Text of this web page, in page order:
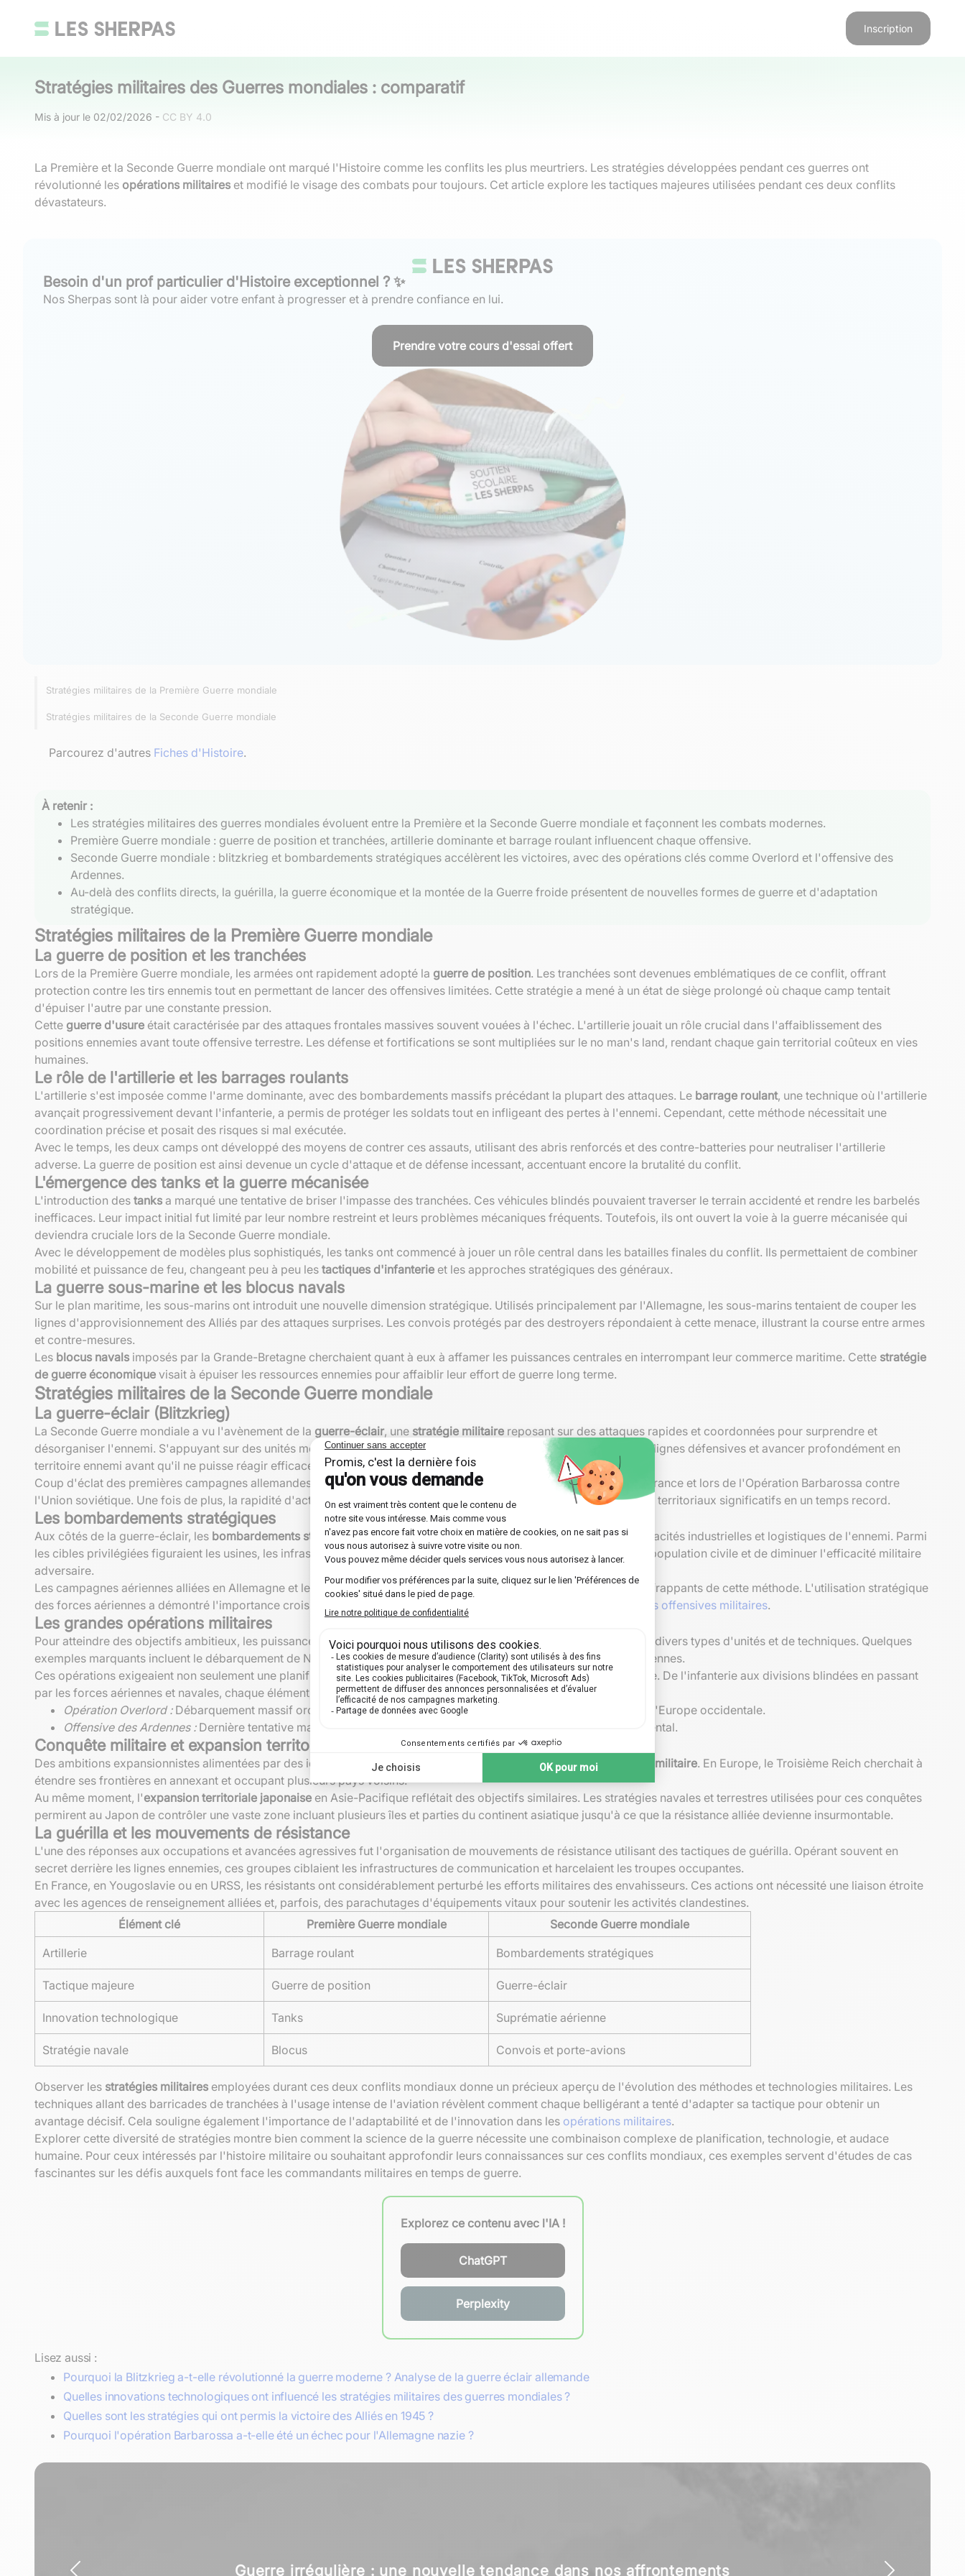
Inscription
Stratégies militaires des Guerres mondiales : comparatif
Mis à jour le 02/02/2026 - CC BY 4.0
La Première et la Seconde Guerre mondiale ont marqué l'Histoire comme les conflits les plus meurtriers. Les stratégies développées pendant ces guerres ont
révolutionné les opérations militaires et modifié le visage des combats pour toujours. Cet article explore les tactiques majeures utilisées pendant ces deux conflits
dévastateurs.
Besoin d'un prof particulier d'Histoire exceptionnel ? ✨
Nos Sherpas sont là pour aider votre enfant à progresser et à prendre confiance en lui.
Prendre votre cours d'essai offert
Stratégies militaires de la Première Guerre mondiale
Stratégies militaires de la Seconde Guerre mondiale
Parcourez d'autres Fiches d'Histoire.
À retenir :
Les stratégies militaires des guerres mondiales évoluent entre la Première et la Seconde Guerre mondiale et façonnent les combats modernes.
Première Guerre mondiale : guerre de position et tranchées, artillerie dominante et barrage roulant influencent chaque offensive.
Seconde Guerre mondiale : blitzkrieg et bombardements stratégiques accélèrent les victoires, avec des opérations clés comme Overlord et l'offensive des
Ardennes.
Au-delà des conflits directs, la guérilla, la guerre économique et la montée de la Guerre froide présentent de nouvelles formes de guerre et d'adaptation
stratégique.
Stratégies militaires de la Première Guerre mondiale
La guerre de position et les tranchées
Lors de la Première Guerre mondiale, les armées ont rapidement adopté la guerre de position. Les tranchées sont devenues emblématiques de ce conflit, offrant
protection contre les tirs ennemis tout en permettant de lancer des offensives limitées. Cette stratégie a mené à un état de siège prolongé où chaque camp tentait
d'épuiser l'autre par une constante pression.
Cette guerre d'usure était caractérisée par des attaques frontales massives souvent vouées à l'échec. L'artillerie jouait un rôle crucial dans l'affaiblissement des
positions ennemies avant toute offensive terrestre. Les défense et fortifications se sont multipliées sur le no man's land, rendant chaque gain territorial coûteux en vies
humaines.
Le rôle de l'artillerie et les barrages roulants
L'artillerie s'est imposée comme l'arme dominante, avec des bombardements massifs précédant la plupart des attaques. Le barrage roulant, une technique où l'artillerie
avançait progressivement devant l'infanterie, a permis de protéger les soldats tout en infligeant des pertes à l'ennemi. Cependant, cette méthode nécessitait une
coordination précise et posait des risques si mal exécutée.
Avec le temps, les deux camps ont développé des moyens de contrer ces assauts, utilisant des abris renforcés et des contre-batteries pour neutraliser l'artillerie
adverse. La guerre de position est ainsi devenue un cycle d'attaque et de défense incessant, accentuant encore la brutalité du conflit.
L'émergence des tanks et la guerre mécanisée
L'introduction des tanks a marqué une tentative de briser l'impasse des tranchées. Ces véhicules blindés pouvaient traverser le terrain accidenté et rendre les barbelés
inefficaces. Leur impact initial fut limité par leur nombre restreint et leurs problèmes mécaniques fréquents. Toutefois, ils ont ouvert la voie à la guerre mécanisée qui
deviendra cruciale lors de la Seconde Guerre mondiale.
Avec le développement de modèles plus sophistiqués, les tanks ont commencé à jouer un rôle central dans les batailles finales du conflit. Ils permettaient de combiner
mobilité et puissance de feu, changeant peu à peu les tactiques d'infanterie et les approches stratégiques des généraux.
La guerre sous-marine et les blocus navals
Sur le plan maritime, les sous-marins ont introduit une nouvelle dimension stratégique. Utilisés principalement par l'Allemagne, les sous-marins tentaient de couper les
lignes d'approvisionnement des Alliés par des attaques surprises. Les convois protégés par des destroyers répondaient à cette menace, illustrant la course entre armes
et contre-mesures.
Les blocus navals imposés par la Grande-Bretagne cherchaient quant à eux à affamer les puissances centrales en interrompant leur commerce maritime. Cette stratégie
de guerre économique visait à épuiser les ressources ennemies pour affaiblir leur effort de guerre long terme.
Stratégies militaires de la Seconde Guerre mondiale
La guerre-éclair (Blitzkrieg)
La Seconde Guerre mondiale a vu l'avènement de la guerre-éclair, une stratégie militaire reposant sur des attaques rapides et coordonnées pour surprendre et
désorganiser l'ennemi. S'appuyant sur des unités motorisées, l'aviation et les chars, cette tactique visait à percer les lignes défensives et avancer profondément en
territoire ennemi avant qu'il ne puisse réagir efficacement.
Coup d'éclat des premières campagnes allemandes en Europe, le Blitzkrieg a prouvé son efficacité en Pologne, en France et lors de l'Opération Barbarossa contre
l'Union soviétique. Une fois de plus, la rapidité d'action et la concentration des forces ont permis d'obtenir des gains territoriaux significatifs en un temps record.
Les bombardements stratégiques
Aux côtés de la guerre-éclair, les bombardements stratégiquesont joué un rôle essentiel dans la destruction des capacités industrielles et logistiques de l'ennemi. Parmi
les cibles privilégiées figuraient les usines, les infrastructures de transport et les villes, dans le but de démoraliser la population civile et de diminuer l'efficacité militaire
adversaire.
Les campagnes aériennes alliées en Allemagne et les bombardements japonais sur Pearl Harbor sont des exemples frappants de cette méthode. L'utilisation stratégique
des forces aériennes a démontré l'importance croissante de la suprematie aérienne dans le déroulement des
grandes offensives militaires.
Les grandes opérations militaires
Pour atteindre des objectifs ambitieux, les puissances engagées ont lancé de vastesopérations militaires
combinant divers types d'unités et de techniques. Quelques
exemples marquants incluent le débarquement de Normandie (opération Overlord) et l'offensive allemande des Ardennes.
Ces opérations exigeaient non seulement une planification minutieuse mais aussi une collaboration interarmes étroite. De l'infanterie aux divisions blindées en passant
par les forces aériennes et navales, chaque élément devait fonctionner en harmonie pour garantir le succès final.
Opération Overlord :Débarquement massif orchestré par les Alliés en France pour commencer la libération de l'Europe occidentale.
Offensive des Ardennes :Dernière tentative majeure de l'Allemagne pour repousser les Alliés sur le front occidental.
Conquête militaire et expansion territoriale
Des ambitions expansionnistes alimentées par des idéologies agressives ont conduit à des campagnes de conquête militaire. En Europe, le Troisième Reich cherchait à
étendre ses frontières en annexant et occupant plusieurs pays voisins.
Au même moment, l'expansion territoriale japonaise en Asie-Pacifique reflétait des objectifs similaires. Les stratégies navales et terrestres utilisées pour ces conquêtes
permirent au Japon de contrôler une vaste zone incluant plusieurs îles et parties du continent asiatique jusqu'à ce que la résistance alliée devienne insurmontable.
La guérilla et les mouvements de résistance
L'une des réponses aux occupations et avancées agressives fut l'organisation de mouvements de résistance utilisant des tactiques de guérilla. Opérant souvent en
secret derrière les lignes ennemies, ces groupes ciblaient les infrastructures de communication et harcelaient les troupes occupantes.
En France, en Yougoslavie ou en URSS, les résistants ont considérablement perturbé les efforts militaires des envahisseurs. Ces actions ont nécessité une liaison étroite
avec les agences de renseignement alliées et, parfois, des parachutages d'équipements vitaux pour soutenir les activités clandestines.
Élément clé
Première Guerre mondiale
Seconde Guerre mondiale
Artillerie
Barrage roulant Bombardements stratégiques
Tactique majeure Guerre de position Guerre-éclair
Innovation technologique Tanks Suprématie aérienne
Stratégie navale Blocus Convois et porte-avions
Observer les stratégies militaires employées durant ces deux conflits mondiaux donne un précieux aperçu de l'évolution des méthodes et technologies militaires. Les
techniques allant des barricades de tranchées à l'usage intense de l'aviation révèlent comment chaque belligérant a tenté d'adapter sa tactique pour obtenir un
avantage décisif. Cela souligne également l'importance de l'adaptabilité et de l'innovation dans les opérations militaires.
Explorer cette diversité de stratégies montre bien comment la science de la guerre nécessite une combinaison complexe de planification, technologie, et audace
humaine. Pour ceux intéressés par l'histoire militaire ou souhaitant approfondir leurs connaissances sur ces conflits mondiaux, ces exemples servent d'études de cas
fascinantes sur les défis auxquels font face les commandants militaires en temps de guerre.
Explorez ce contenu avec l'IA !
ChatGPT
Perplexity
Lisez aussi :
Pourquoi la Blitzkrieg a-t-elle révolutionné la guerre moderne ? Analyse de la guerre éclair allemande
Quelles innovations technologiques ont influencé les stratégies militaires des guerres mondiales ?
Quelles sont les stratégies qui ont permis la victoire des Alliés en 1945 ?
Pourquoi l'opération Barbarossa a-t-elle été un échec pour l'Allemagne nazie ?
Guerre irrégulière : une nouvelle tendance dans nos affrontements
Guerre Totale : quand le conflit dépasse le domaine militaire